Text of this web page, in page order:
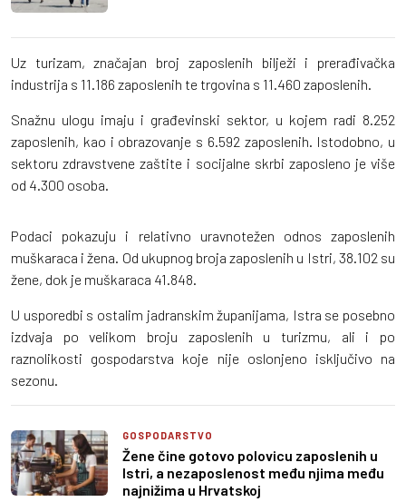
Uz turizam, značajan broj zaposlenih bilježi i prerađivačka
industrija s 11.186 zaposlenih te trgovina s 11.460 zaposlenih.
Snažnu ulogu imaju i građevinski sektor, u kojem radi 8.252
zaposlenih, kao i obrazovanje s 6.592 zaposlenih. Istodobno, u
sektoru zdravstvene zaštite i socijalne skrbi zaposleno je više
od 4.300 osoba.
Podaci pokazuju i relativno uravnotežen odnos zaposlenih
muškaraca i žena. Od ukupnog broja zaposlenih u Istri, 38.102 su
žene, dok je muškaraca 41.848.
U usporedbi s ostalim jadranskim županijama, Istra se posebno
izdvaja po velikom broju zaposlenih u turizmu, ali i po
raznolikosti gospodarstva koje nije oslonjeno isključivo na
sezonu.
GOSPODARSTVO
Žene čine gotovo polovicu zaposlenih u
Istri, a nezaposlenost među njima među
najnižima u Hrvatskoj